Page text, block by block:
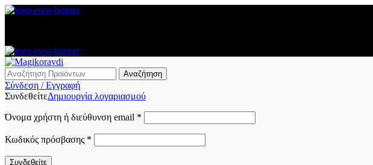
Αναζήτηση
Σύνδεση / Εγγραφή
ΣυνδεθείτεΔημιουργία λογαριασμού
Όνομα χρήστη ή διεύθυνση email *
Κωδικός πρόσβασης *
Συνδεθείτε